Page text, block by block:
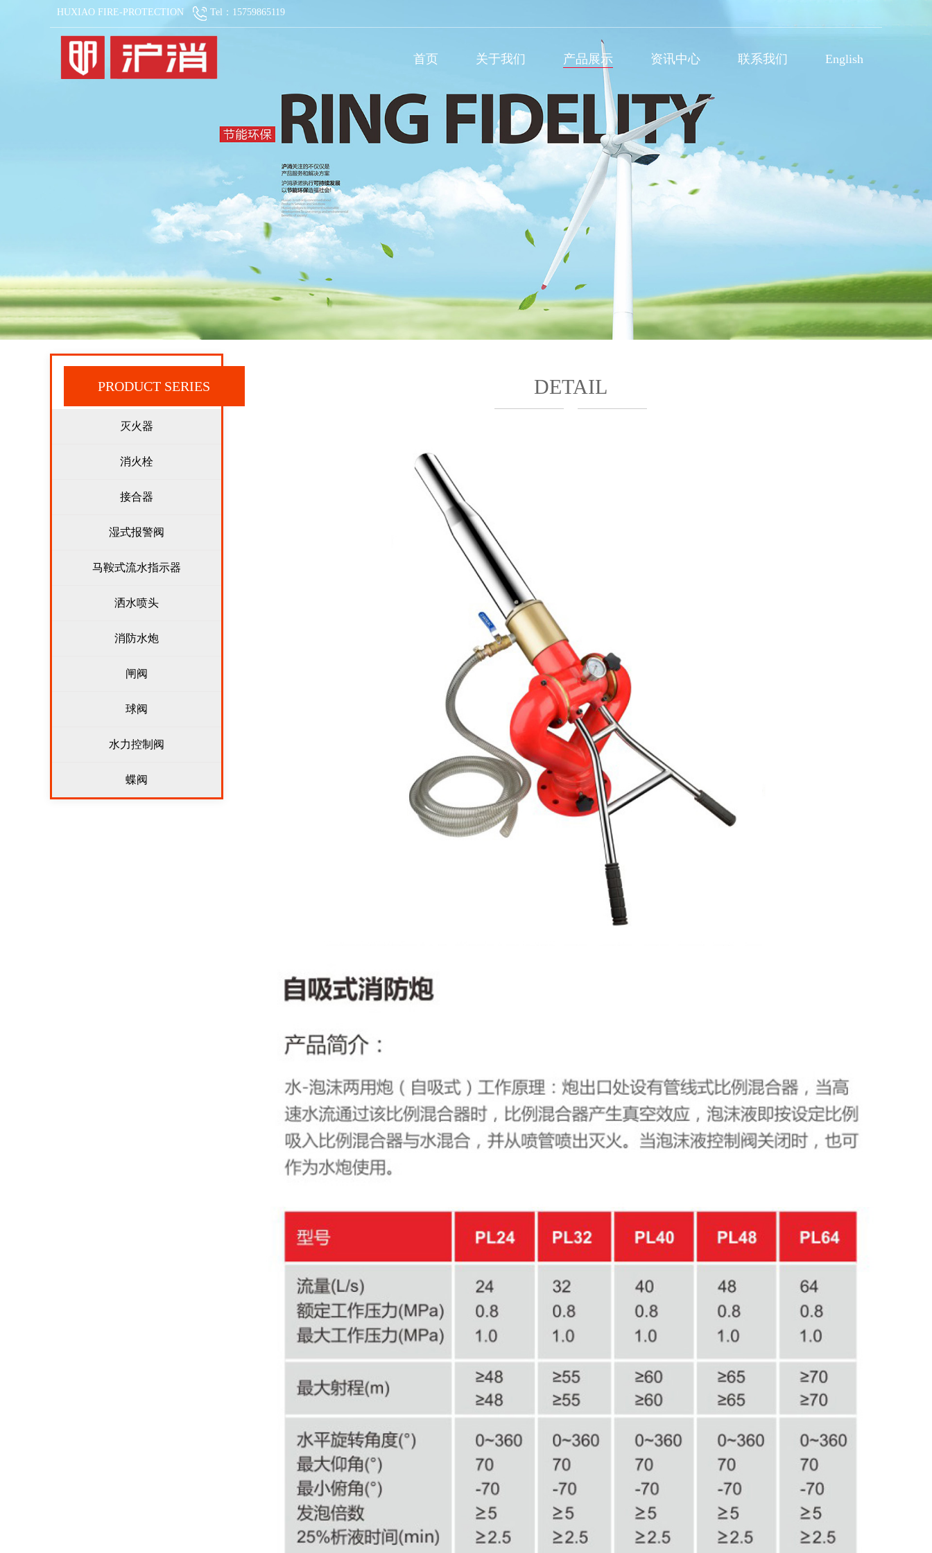
HUXIAO FIRE-PROTECTION Tel：15759865119
首页 关于我们 产品展示 资讯中心 联系我们 English
PRODUCT SERIES
灭火器
消火栓
接合器
湿式报警阀
马鞍式流水指示器
洒水喷头
消防水炮
闸阀
球阀
水力控制阀
蝶阀
DETAIL